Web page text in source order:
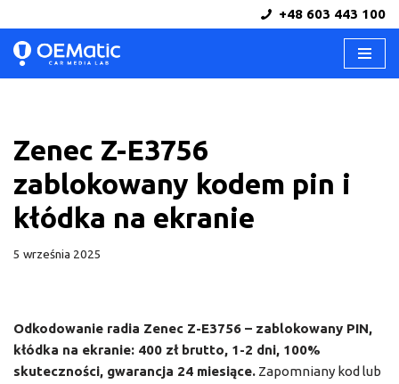
Przejdź
do
+48 603 443 100
Zenec Z-E3756
zablokowany kodem pin i
kłódka na ekranie
5 września 2025
Odkodowanie radia Zenec Z-E3756 – zablokowany PIN,
kłódka na ekranie: 400 zł brutto, 1-2 dni, 100%
skuteczności, gwarancja 24 miesiące. Zapomniany kod lub